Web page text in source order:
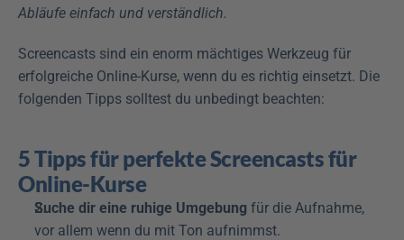
Abläufe einfach und verständlich.
Screencasts sind ein enorm mächtiges Werkzeug für
erfolgreiche Online-Kurse, wenn du es richtig einsetzt. Die
folgenden Tipps solltest du unbedingt beachten:
5 Tipps für perfekte Screencasts für
Online-Kurse
Suche dir eine ruhige Umgebung für die Aufnahme,
vor allem wenn du mit Ton aufnimmst.